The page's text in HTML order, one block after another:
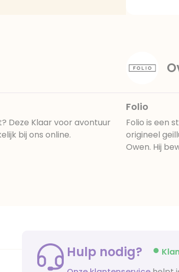
Deze Klaar voor avontuur
bij ons online.
Folio
Folio is een
origineel
Owen. Hij
Hulp nodig?